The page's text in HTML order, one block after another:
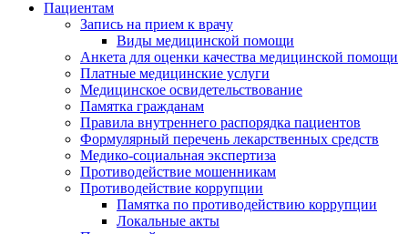
Пациентам
Запись на прием к врачу
Виды медицинской помощи
Анкета для оценки качества медицинской помощи
Платные медицинские услуги
Медицинское освидетельствование
Памятка гражданам
Правила внутреннего распорядка пациентов
Формулярный перечень лекарственных средств
Медико-социальная экспертиза
Противодействие мошенникам
Противодействие коррупции
Памятка по противодействию коррупции
Локальные акты